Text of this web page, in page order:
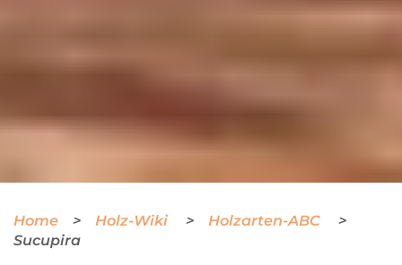
Home Holz-Wiki
Holzarten-ABC
Sucupira